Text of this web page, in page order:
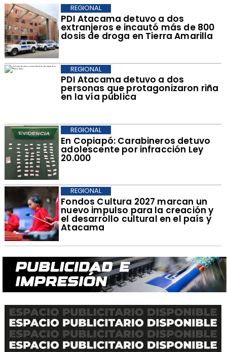
​PDI Atacama detuvo a dos
extranjeros e incautó más de 800
dosis de droga en Tierra Amarilla
REGIONAL
PDI Atacama detuvo a dos
personas que protagonizaron riña
en la vía pública
REGIONAL
​En Copiapó: Carabineros detuvo
adolescente por infracción Ley
20.000
REGIONAL
​Fondos Cultura 2027 marcan un
nuevo impulso para la creación y
el desarrollo cultural en el país y
Atacama
REGIONAL